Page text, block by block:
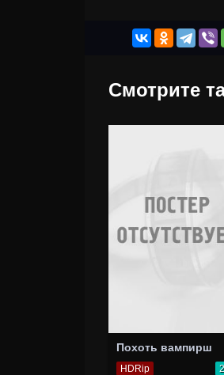
Смотрите
Похоть вампирш
HDRip